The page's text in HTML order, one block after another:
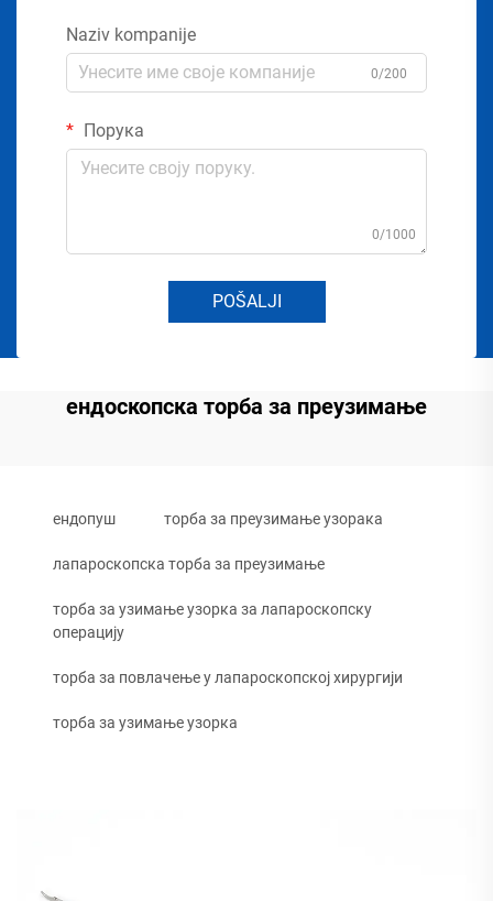
Naziv kompanije
0/200
Порука
0/1000
POŠALJI
ендоскопска торба за преузимање
ендопуш торба за преузимање узорака
лапароскопска торба за преузимање
торба за узимање узорка за лапароскопску
операцију
торба за повлачење у лапароскопској хирургији
торба за узимање узорка